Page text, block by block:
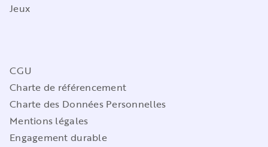
Jeux
CGU
Charte de référencement
Charte des Données Personnelles
Mentions légales
Engagement durable